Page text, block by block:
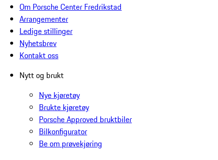
Om Porsche Center Fredrikstad
Arrangementer
Ledige stillinger
Nyhetsbrev
Kontakt oss
Nytt og brukt
Nye kjøretøy
Brukte kjøretøy
Porsche Approved bruktbiler
Bilkonfigurator
Be om prøvekjøring